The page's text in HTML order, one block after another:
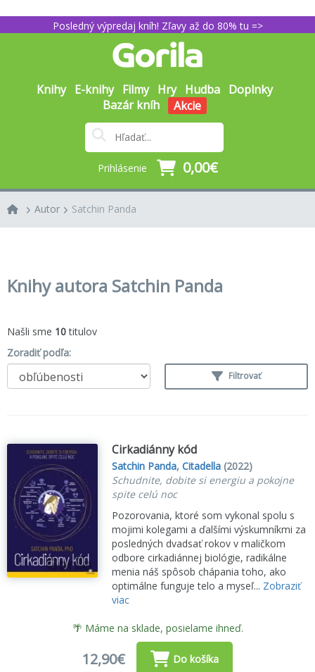
Posledný výpredaj kníh! Zľavy až do 80% tu =>
Knihy E-knihy Filmy Hry Hudba Doplnky
Bazár kníh
Akcie
Prihlásenie 0,00€
Autor Satchin Panda
Knihy autora Satchin Panda
Našli sme 10titulov
Zoradiť podľa:
Filtrovať
Cirkadiánny kód
Satchin Panda,Citadella (2022)
Schudnite, dobite si energiu a pokojne
spite celú noc
Pozorovania, ktoré som vykonal spolu s
mojimi kolegami a ďalšími výskumníkmi za
posledných dvadsať rokov v maličkom
odbore cirkadiánnej biológie, radikálne
menia náš spôsob chápania toho, ako
optimálne funguje telo a myseľ... Zobraziť
viac
🌴 Máme na sklade, posielame ihneď.
12,90€ Do košíka